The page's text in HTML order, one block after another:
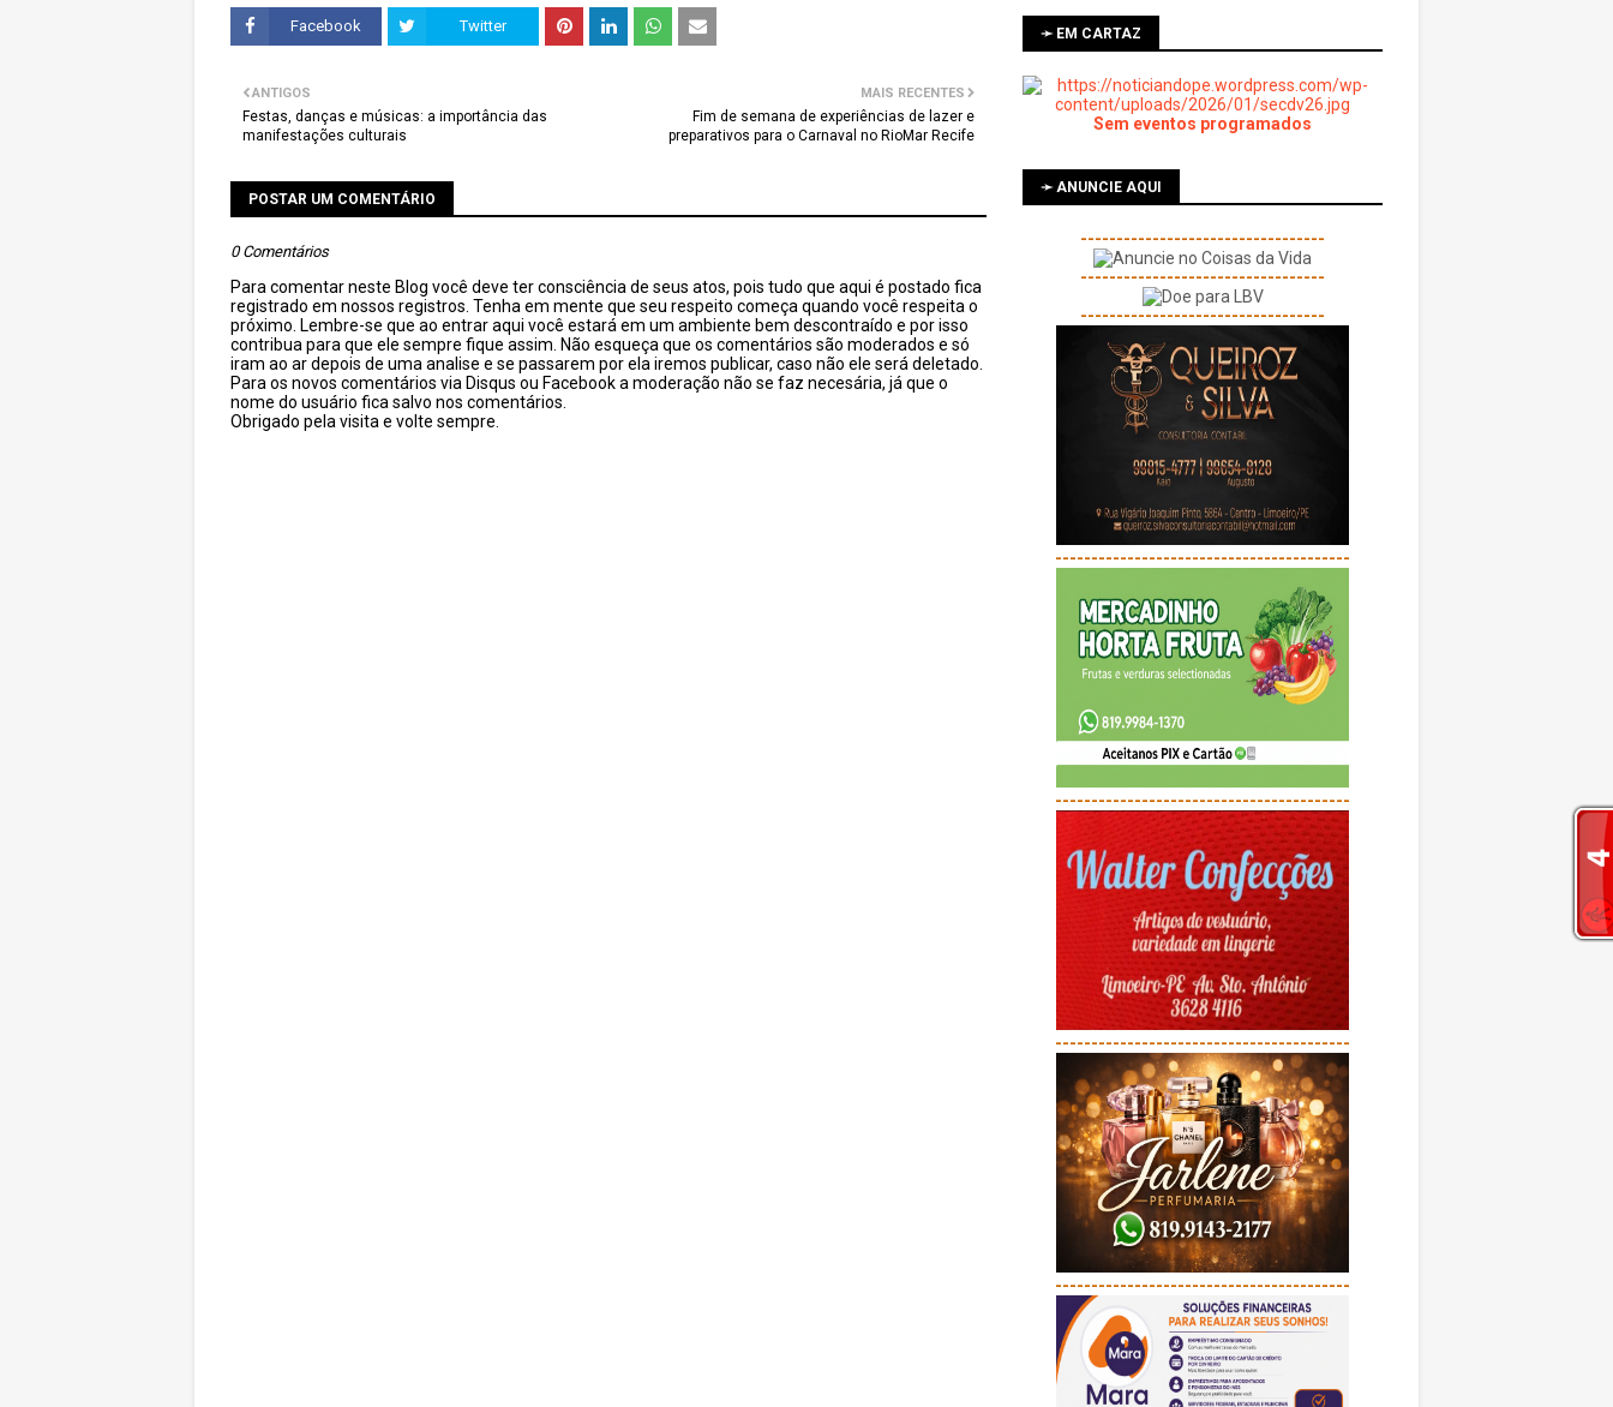
Facebook Twitter
MAIS RECENTES
Fim de semana de experiências de lazer e
preparativos para o Carnaval no RioMar Recife
ANTIGOS
Festas, danças e músicas: a importância das
manifestações culturais
POSTAR UM COMENTÁRIO
0 Comentários
Para comentar neste Blog você deve ter consciência de seus atos, pois tudo que aqui é postado fica
registrado em nossos registros. Tenha em mente que seu respeito começa quando você respeita o
próximo. Lembre-se que ao entrar aqui você estará em um ambiente bem descontraído e por isso
contribua para que ele sempre fique assim. Não esqueça que os comentários são moderados e só
iram ao ar depois de uma analise e se passarem por ela iremos publicar, caso não ele será deletado.
Para os novos comentários via Disqus ou Facebook a moderação não se faz necesária, já que o
nome do usuário fica salvo nos comentários.
Obrigado pela visita e volte sempre.
➛ EM CARTAZ
Sem eventos programados
➛ ANUNCIE AQUI
----------------------------------
----------------------------------
----------------------------------
-----------------------------------------
-----------------------------------------
-----------------------------------------
-----------------------------------------